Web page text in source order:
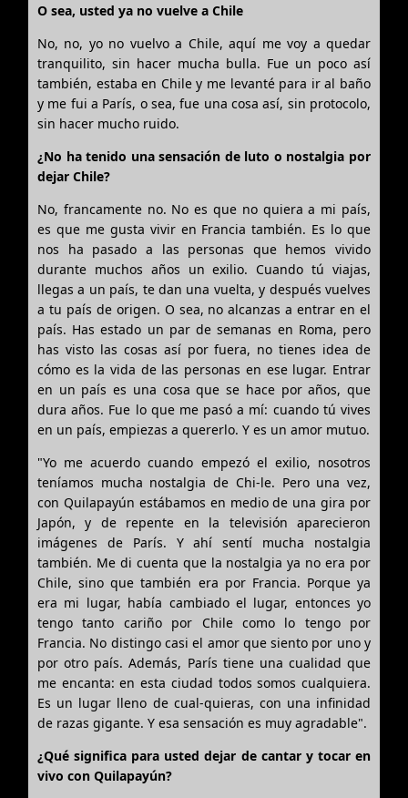
O sea, usted ya no vuelve a Chile
No, no, yo no vuelvo a Chile, aquí me voy a quedar
tranquilito, sin hacer mucha bulla. Fue un poco así
también, estaba en Chile y me levanté para ir al baño
y me fui a París, o sea, fue una cosa así, sin protocolo,
sin hacer mucho ruido.
¿No ha tenido una sensación de luto o nostalgia por
dejar Chile?
No, francamente no. No es que no quiera a mi país,
es que me gusta vivir en Francia también. Es lo que
nos ha pasado a las personas que hemos vivido
durante muchos años un exilio. Cuando tú viajas,
llegas a un país, te dan una vuelta, y después vuelves
a tu país de origen. O sea, no alcanzas a entrar en el
país. Has estado un par de semanas en Roma, pero
has visto las cosas así por fuera, no tienes idea de
cómo es la vida de las personas en ese lugar. Entrar
en un país es una cosa que se hace por años, que
dura años. Fue lo que me pasó a mí: cuando tú vives
en un país, empiezas a quererlo. Y es un amor mutuo.
"Yo me acuerdo cuando empezó el exilio, nosotros
teníamos mucha nostalgia de Chi-le. Pero una vez,
con Quilapayún estábamos en medio de una gira por
Japón, y de repente en la televisión aparecieron
imágenes de París. Y ahí sentí mucha nostalgia
también. Me di cuenta que la nostalgia ya no era por
Chile, sino que también era por Francia. Porque ya
era mi lugar, había cambiado el lugar, entonces yo
tengo tanto cariño por Chile como lo tengo por
Francia. No distingo casi el amor que siento por uno y
por otro país. Además, París tiene una cualidad que
me encanta: en esta ciudad todos somos cualquiera.
Es un lugar lleno de cual-quieras, con una infinidad
de razas gigante. Y esa sensación es muy agradable".
¿Qué significa para usted dejar de cantar y tocar en
vivo con Quilapayún?